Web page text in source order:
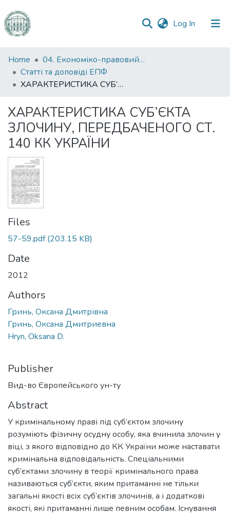
Log In (current)
Communities
&
Collections
Statistics
Home
04. Економіко-правовий факультет
Статті та доповіді ЕПФ
ХАРАКТЕРИСТИКА СУБ’ЄКТА ЗЛОЧИНУ, ПЕРЕДБАЧЕНОГО СТ. 140 КК УКРАЇНИ
ХАРАКТЕРИСТИКА СУБ’ЄКТА
ЗЛОЧИНУ, ПЕРЕДБАЧЕНОГО СТ.
140 КК УКРАЇНИ
Files
57-59.pdf(203.15 KB)
Date
2012
Authors
Гринь, Оксана Дмитрівна
Гринь, Оксана Дмитриевна
Hryn, Oksana D.
Publisher
Вид-во Європейського ун-ту
Abstract
У кримінальному праві під суб’єктом злочину
розуміють фізичну осудну особу, яка вчинила злочин у
віці, з якого відповідно до КК України може наставати
кримінальна відповідальність. Спеціальними
суб’єктами злочину в теорії кримінального права
називаються суб’єкти, яким притаманні не тільки
загальні якості всіх суб’єктів злочинів, а і додаткові
якості, які притаманні лише певним особам. Існування